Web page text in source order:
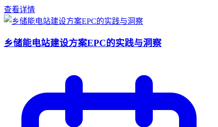
查看详情
乡储能电站建设方案EPC的实践与洞察